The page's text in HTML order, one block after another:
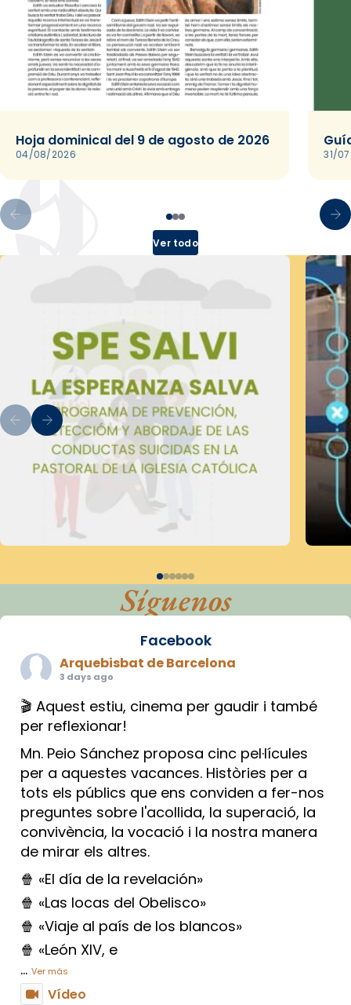
Hoja dominical del 9 de agosto de 2026
04/08/2026 31/
Ver todo
Síguenos
Facebook
Arquebisbat de Barcelona
3 days ago
🎬 Aquest estiu, cinema per gaudir i també
per reflexionar!
Mn. Peio Sánchez proposa cinc pel·lícules
per a aquestes vacances. Històries per a
tots els públics que ens conviden a fer-nos
preguntes sobre l'acollida, la superació, la
convivència, la vocació i la nostra manera
de mirar els altres.
🍿 «El día de la revelación»
🍿 «Las locas del Obelisco»
🍿 «Viaje al país de los blancos»
🍿 «León XIV, e
... Ver más
Vídeo